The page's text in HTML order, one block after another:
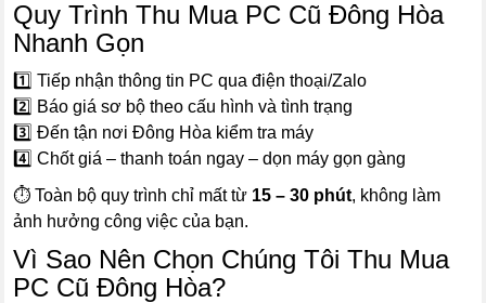
Quy Trình Thu Mua PC Cũ Đông Hòa
Nhanh Gọn
1️⃣ Tiếp nhận thông tin PC qua điện thoại/Zalo
2️⃣ Báo giá sơ bộ theo cấu hình và tình trạng
3️⃣ Đến tận nơi Đông Hòa kiểm tra máy
4️⃣ Chốt giá – thanh toán ngay – dọn máy gọn gàng
⏱️ Toàn bộ quy trình chỉ mất từ 15 – 30 phút, không làm
ảnh hưởng công việc của bạn.
Vì Sao Nên Chọn Chúng Tôi Thu Mua
PC Cũ Đông Hòa?